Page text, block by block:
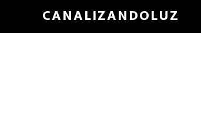
CANALIZANDOLUZ